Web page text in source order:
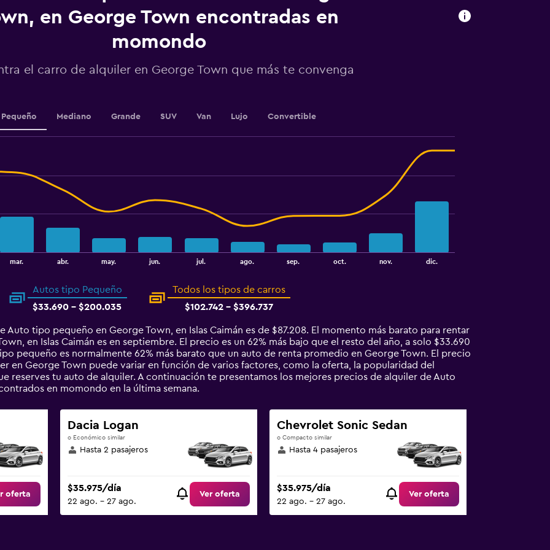
displaying
values.
45000.
en George Town encontradas en
momondo
el carro de alquiler en George Town que más te convenga
Pequeño Mediano Grande SUV Van Lujo Convertible
mar. abr. may. jun. jul. ago. sep. oct. nov. dic.
Autos tipo Pequeño
$33.690 - $200.035
Todos los tipos de carros
$102.742 - $396.737
tipo pequeño en George Town, en Islas Caimán es de $87.208. El momento más barato para rentar
en Islas Caimán es en septiembre. El precio es un 62% más bajo que el resto del año, a solo $33.690
pequeño es normalmente 62% más barato que un auto de renta promedio en George Town. El precio
en George Town puede variar en función de varios factores, como la oferta, la popularidad del
reserves tu auto de alquiler. A continuación te presentamos los mejores precios de alquiler de Auto
en momondo en la última semana.
oferta
Dacia Logan
o Económico similar
Hasta 2 pasajeros
$35.975/día
22 ago. - 27 ago.
Ver oferta
Chevrolet Sonic Sedan
o Compacto similar
Hasta 4 pasajeros
$35.975/día
22 ago. - 27 ago.
Ver oferta